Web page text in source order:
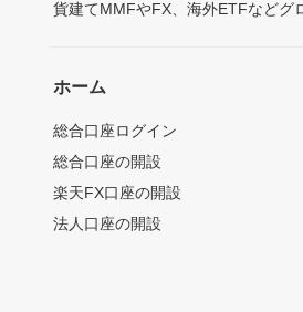
貨建てMMFやFX、海外ETFなどグ
ホーム
総合口座ログイン
総合口座の開設
楽天FX口座の開設
法人口座の開設